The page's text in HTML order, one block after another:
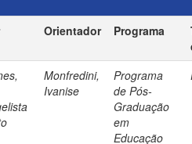
Orientador Programa
Monfredini,
Ivanise
Programa
de Pós-
Graduação
em
Educação